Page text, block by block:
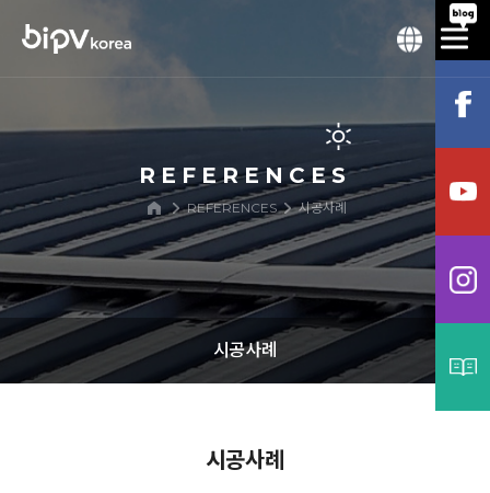
REFERENCES
REFERENCES 시공사례
시공사례
시공사례